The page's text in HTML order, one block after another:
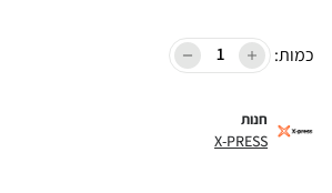
כמות:
חנות
X-PRESS